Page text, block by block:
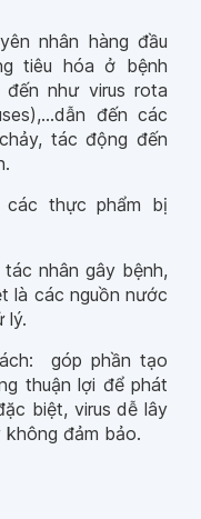
nhân hàng đầu
tiêu hóa ở bệnh
như virus rota
đến các
tác động đến
các thực phẩm bị
nhân gây bệnh,
là các nguồn nước
lý.
góp phần tạo
thuận lợi để phát
biệt, virus dễ lây
đảm bảo.